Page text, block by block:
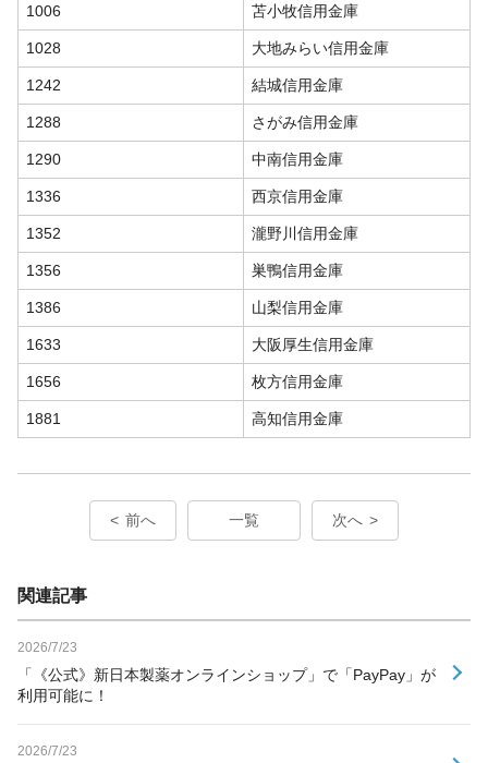
1006 苫小牧信用金庫
1028 大地みらい信用金庫
1242 結城信用金庫
1288 さがみ信用金庫
1290 中南信用金庫
1336 西京信用金庫
1352 瀧野川信用金庫
1356 巣鴨信用金庫
1386 山梨信用金庫
1633 大阪厚生信用金庫
1656 枚方信用金庫
1881 高知信用金庫
前へ 一覧 次へ
関連記事
2026/7/23
「《公式》新日本製薬オンラインショップ」で「PayPay」が
利用可能に！
2026/7/23